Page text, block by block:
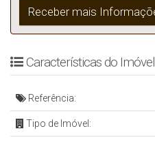
Características do Imóvel
Referência:
Tipo de Imóvel: